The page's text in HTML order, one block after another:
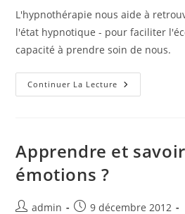
L'hypnothérapie nous aide à
l'état hypnotique - pour faciliter
capacité à prendre soin de nous.
Continuer La Lecture
Pour
Apprendre et
émotions ?
Auteur/autrice
admin
Publication
9 décembre 2012